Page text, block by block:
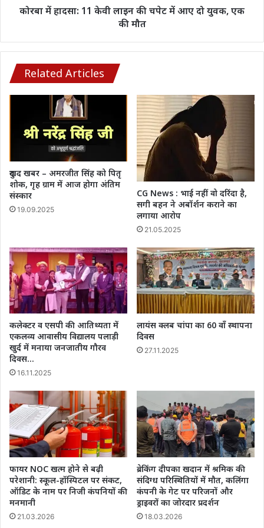
मौत
कोरबा में हादसा: 11 केवी लाइन की चपेट में आए दो युवक, एक
की मौत
Related Articles
दुखद खबर – अमरजीत सिंह को पितृ
शोक, गृह ग्राम में आज होगा अंतिम
संस्कार
19.09.2025
CG News : भाई नहीं वो दरिंदा है,
सगी बहन ने अबॉर्शन कराने का
लगाया आरोप
21.05.2025
कलेक्टर व एसपी की आतिथ्यता में
एकलव्य‌ आवासीय विद्यालय पलाड़ी
खुर्द में मनाया जनजातीय गौरव
दिवस…
16.11.2025
लायंस क्लब चांपा का 60 वाँ स्थापना
दिवस
27.11.2025
फायर NOC खत्म होने से बढ़ी
परेशानी: स्कूल-हॉस्पिटल पर संकट,
ऑडिट के नाम पर निजी कंपनियों की
मनमानी
21.03.2026
ब्रेकिंग दीपका खदान में श्रमिक की
संदिग्ध परिस्थितियों में मौत, कलिंगा
कंपनी के गेट पर परिजनों और
ड्राइवरों का जोरदार प्रदर्शन
18.03.2026